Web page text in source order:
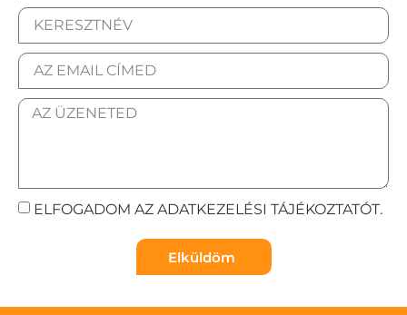
ELFOGADOM AZ ADATKEZELÉSI TÁJÉKOZTATÓT.
Elküldöm